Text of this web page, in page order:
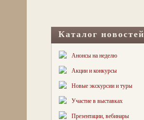
Каталог новостей
Анонсы на неделю
Акции и конкурсы
Новые экскурсии и туры
Участие в выставках
Презентации, вебинары